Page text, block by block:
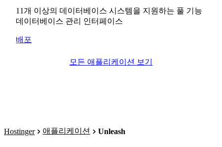
11개 이상의 데이터베이스 시스템을 지원하는 풀 기능
데이터베이스 관리 인터페이스
배포
모든 애플리케이션 보기
Hostinger 애플리케이션 Unleash